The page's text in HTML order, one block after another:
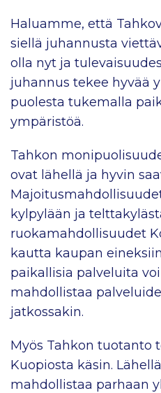
Haluamme, että
siellä juhannusta
olla nyt ja
juhannus tekee hyvää
puolesta tukemalla
ympäristöä.
Tahkon
ovat lähellä ja hyvin
kylpylään ja
ruokamahdollisuudet
kautta kaupan
paikallisia palveluita
mahdollistaa
jatkossakin. ​
Myös Tahkon tuotanto
Kuopiosta käsin.
mahdollistaa parhaan